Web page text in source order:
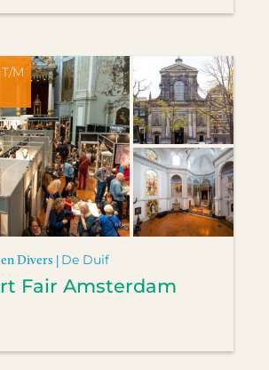
M
Divers | De Duif
Fair Amsterdam